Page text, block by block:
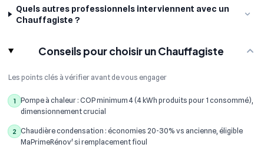
Quels autres professionnels interviennent avec un
Chauffagiste ?
Conseils pour choisir un Chauffagiste
Les points clés à vérifier avant de vous engager
1
Pompe à chaleur : COP minimum 4 (4 kWh produits pour 1 consommé),
dimensionnement crucial
2
Chaudière condensation : économies 20-30% vs ancienne, éligible
MaPrimeRénov' si remplacement fioul